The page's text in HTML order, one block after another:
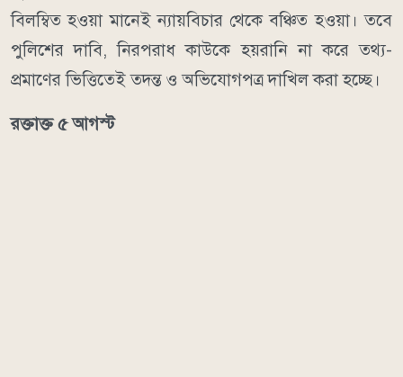
বিলম্বিত হওয়া মানেই ন্যায়বিচার থেকে বঞ্চিত হওয়া। তবে
পুলিশের দাবি, নিরপরাধ কাউকে হয়রানি না করে তথ্য-
প্রমাণের ভিত্তিতেই তদন্ত ও অভিযোগপত্র দাখিল করা হচ্ছে।
রক্তাক্ত ৫ আগস্ট